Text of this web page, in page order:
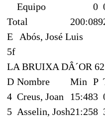
Equipo 0
Total
200:089
E
Abós, José Luis
5f
LA BRUIXA DÂ´OR 62
D Nombre Min P
4 Creus, Joan 15:483
5 Asselin, Josh21:258